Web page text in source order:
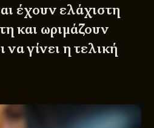
έχουν ελάχιστη
και ωριμάζουν
να γίνει η τελική